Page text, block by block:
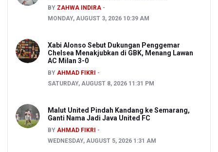
BY ZAHWA INDIRA
MONDAY, AUGUST 3, 2026 10:39 AM
Xabi Alonso Sebut Dukungan Penggemar
Chelsea Menakjubkan di GBK, Menang Lawan
AC Milan 3-0
BY AHMAD FIKRI
SATURDAY, AUGUST 8, 2026 11:31 PM
Malut United Pindah Kandang ke Semarang,
Ganti Nama Jadi Java United FC
BY AHMAD FIKRI
WEDNESDAY, AUGUST 5, 2026 1:31 AM